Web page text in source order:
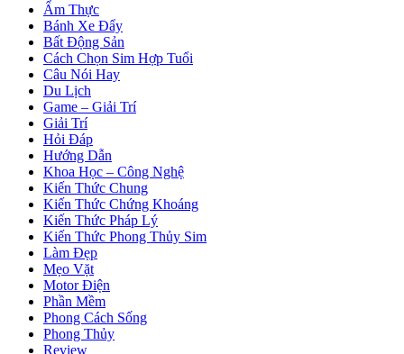
Ẩm Thực
Bánh Xe Đẩy
Bất Động Sản
Cách Chọn Sim Hợp Tuổi
Câu Nói Hay
Du Lịch
Game – Giải Trí
Giải Trí
Hỏi Đáp
Hướng Dẫn
Khoa Học – Công Nghệ
Kiến Thức Chung
Kiến Thức Chứng Khoáng
Kiến Thức Pháp Lý
Kiến Thức Phong Thủy Sim
Làm Đẹp
Mẹo Vặt
Motor Điện
Phần Mềm
Phong Cách Sống
Phong Thủy
Review